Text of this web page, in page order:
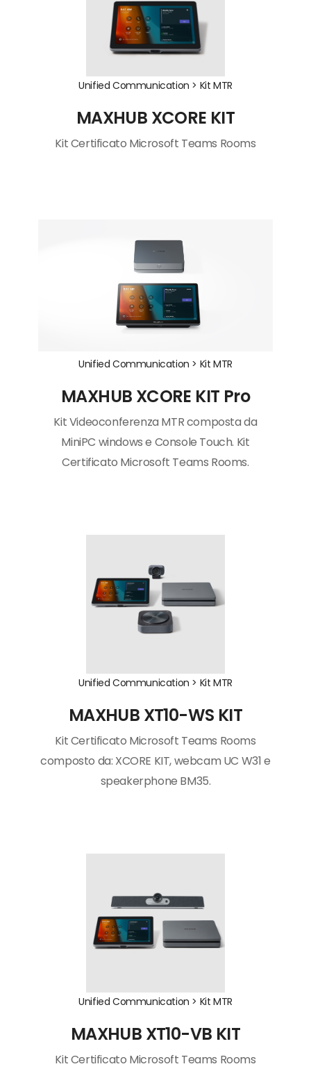
Unified Communication > Kit MTR
MAXHUB XCORE KIT
Kit Certificato Microsoft Teams Rooms
Unified Communication > Kit MTR
MAXHUB XCORE KIT Pro
Kit Videoconferenza MTR composta da
MiniPC windows e Console Touch. Kit
Certificato Microsoft Teams Rooms.
Unified Communication > Kit MTR
MAXHUB XT10-WS KIT
Kit Certificato Microsoft Teams Rooms
composto da: XCORE KIT, webcam UC W31 e
speakerphone BM35.
Unified Communication > Kit MTR
MAXHUB XT10-VB KIT
Kit Certificato Microsoft Teams Rooms